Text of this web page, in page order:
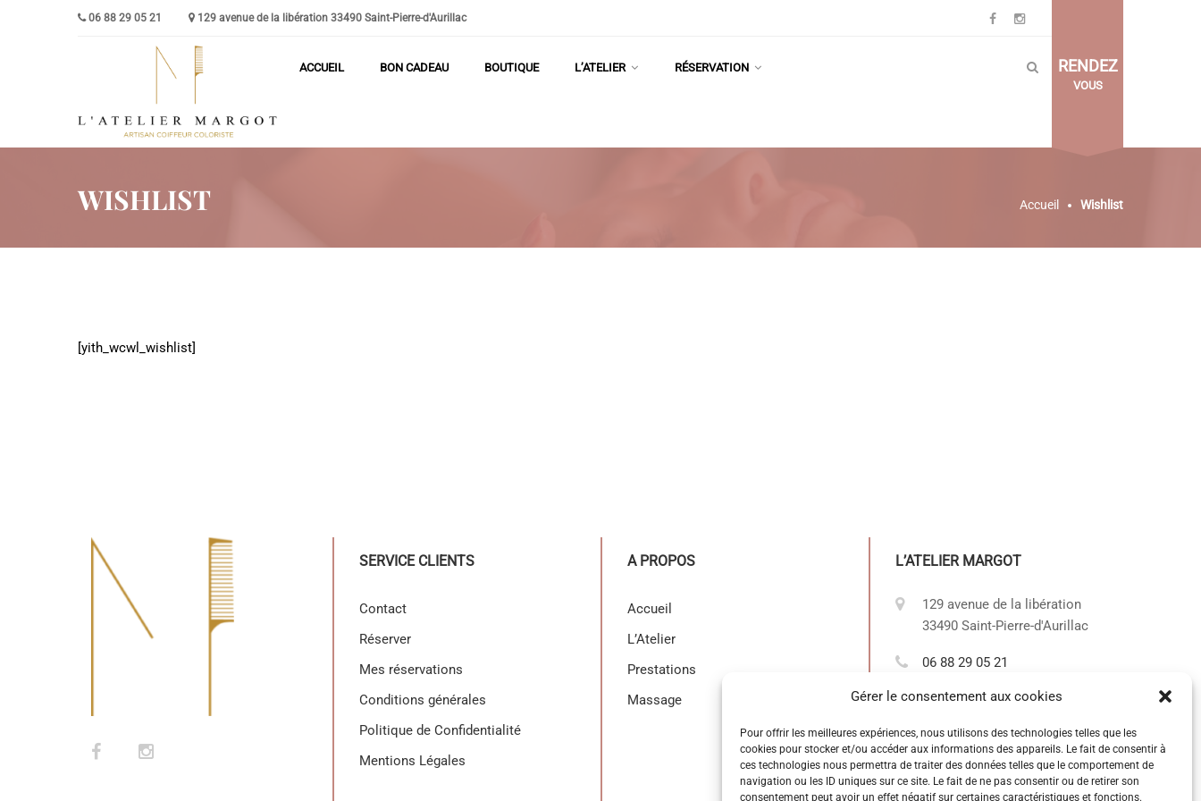
Gérer le consentement aux cookies
Pour offrir les meilleures expériences, nous utilisons des technologies telles que les
cookies pour stocker et/ou accéder aux informations des appareils. Le fait de consentir à
ces technologies nous permettra de traiter des données telles que le comportement de
navigation ou les ID uniques sur ce site. Le fait de ne pas consentir ou de retirer son
consentement peut avoir un effet négatif sur certaines caractéristiques et fonctions.
06 88 29 05 21 129 avenue de la libération 33490 Saint-Pierre-d'Aurillac
ACCUEIL BON CADEAU BOUTIQUE L’ATELIER RÉSERVATION RENDEZ
VOUS
WISHLIST Accueil Wishlist
[yith_wcwl_wishlist]
SERVICE CLIENTS
Contact
Réserver
Mes réservations
Conditions générales
Politique de Confidentialité
Mentions Légales
A PROPOS
Accueil
L’Atelier
Prestations
Massage
L’ATELIER MARGOT
129 avenue de la libération
33490 Saint-Pierre-d'Aurillac
06 88 29 05 21
VOTRE AVIS COMPTE POUR MOI!
L’Atelier Margot
4.9
powered byGoogle